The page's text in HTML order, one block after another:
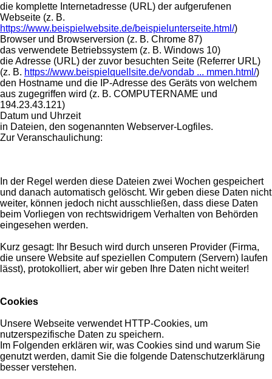
die komplette Internetadresse (URL) der aufgerufenen
Webseite (z. B.
https://www.beispielwebsite.de/beispielunterseite.html/)
Browser und Browserversion (z. B. Chrome 87)
das verwendete Betriebssystem (z. B. Windows 10)
die Adresse (URL) der zuvor besuchten Seite (Referrer URL)
(z. B. https://www.beispielquellsite.de/vondab ... mmen.html/)
den Hostname und die IP-Adresse des Geräts von welchem
aus zugegriffen wird (z. B. COMPUTERNAME und
194.23.43.121)
Datum und Uhrzeit
in Dateien, den sogenannten Webserver-Logfiles.
Zur Veranschaulichung:
In der Regel werden diese Dateien zwei Wochen gespeichert
und danach automatisch gelöscht. Wir geben diese Daten nicht
weiter, können jedoch nicht ausschließen, dass diese Daten
beim Vorliegen von rechtswidrigem Verhalten von Behörden
eingesehen werden.
Kurz gesagt: Ihr Besuch wird durch unseren Provider (Firma,
die unsere Website auf speziellen Computern (Servern) laufen
lässt), protokolliert, aber wir geben Ihre Daten nicht weiter!
Cookies
Unsere Webseite verwendet HTTP-Cookies, um
nutzerspezifische Daten zu speichern.
Im Folgenden erklären wir, was Cookies sind und warum Sie
genutzt werden, damit Sie die folgende Datenschutzerklärung
besser verstehen.